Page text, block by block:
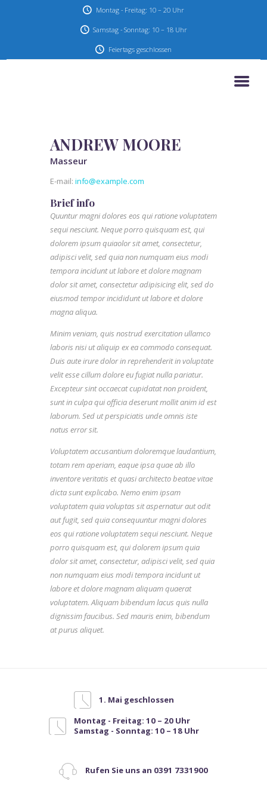
Montag - Freitag: 10 – 20 Uhr
Samstag - Sonntag: 10 – 18 Uhr
Feiertags geschlossen
SERVICE
KONTAKT
IMPRESSUM
DATENSCHUTZ
ANDREW MOORE
Masseur
E-mail: info@example.com
Brief info
Quuntur magni dolores eos qui ratione voluptatem
sequi nesciunt. Neque porro quisquam est, qui
dolorem ipsum quiaolor sit amet, consectetur,
adipisci velit, sed quia non numquam eius modi
tempora incidunt ut labore et dolore magnam
dolor sit amet, consectetur adipisicing elit, sed do
eiusmod tempor incididunt ut labore et dolore
magna aliqua.
Minim veniam, quis nostrud exercitation ullamco
laboris nisi ut aliquip ex ea commodo consequat.
Duis aute irure dolor in reprehenderit in voluptate
velit esse cillum dolore eu fugiat nulla pariatur.
Excepteur sint occaecat cupidatat non proident,
sunt in culpa qui officia deserunt mollit anim id est
laborum. Sed ut perspiciatis unde omnis iste
natus error sit.
Voluptatem accusantium doloremque laudantium,
totam rem aperiam, eaque ipsa quae ab illo
inventore veritatis et quasi architecto beatae vitae
dicta sunt explicabo. Nemo enim ipsam
voluptatem quia voluptas sit aspernatur aut odit
aut fugit, sed quia consequuntur magni dolores
eos qui ratione voluptatem sequi nesciunt. Neque
porro quisquam est, qui dolorem ipsum quia
dolor sit amet, consectetur, adipisci velit, sed quia
non numquam eius modi tempora incidunt ut
labore et dolore magnam aliquam quaerat
voluptatem. Aliquam bibendum lacus quis nulla
dignissim faucibus. Sed mauris enim, bibendum
at purus aliquet.
1. Mai geschlossen
Montag - Freitag: 10 – 20 Uhr
Samstag - Sonntag: 10 – 18 Uhr
Rufen Sie uns an 0391 7331900